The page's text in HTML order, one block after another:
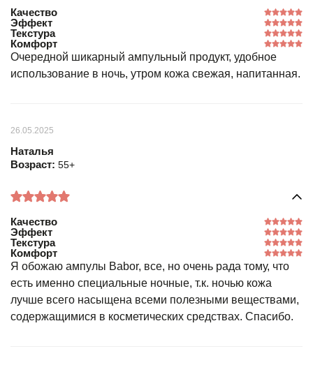
Качество
Эффект
Текстура
Комфорт
Очередной шикарный ампульный продукт, удобное
использование в ночь, утром кожа свежая, напитанная.
26.05.2025
Наталья
Возраст: 55+
Качество
Эффект
Текстура
Комфорт
Я обожаю ампулы Babor, все, но очень рада тому, что
есть именно специальные ночные, т.к. ночью кожа
лучше всего насыщена всеми полезными веществами,
содержащимися в косметических средствах. Спасибо.